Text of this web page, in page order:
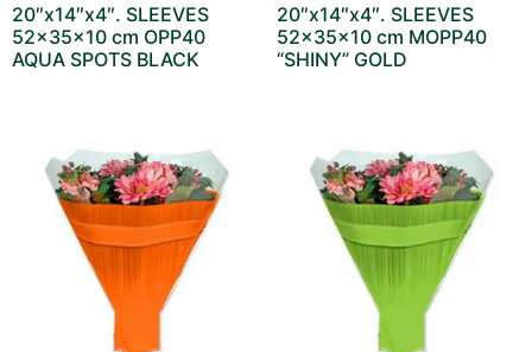
20″x14″x4″. SLEEVES
52x35x10 cm OPP40
AQUA SPOTS BLACK
20″x14″x4″. SLEEVES
52x35x10 cm MOPP40
“SHINY” GOLD